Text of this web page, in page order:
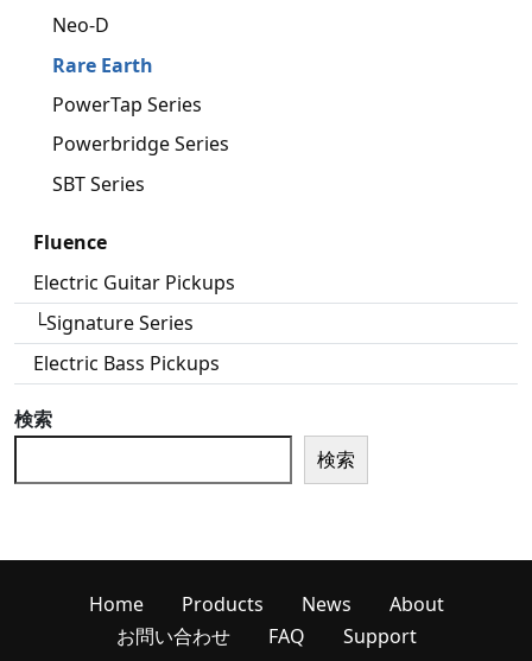
Neo-D
Rare Earth
PowerTap Series
Powerbridge Series
SBT Series
Fluence
Electric Guitar Pickups
└Signature Series
Electric Bass Pickups
検索
検索
Home Products News
About
お問い合わせ
FAQ Support